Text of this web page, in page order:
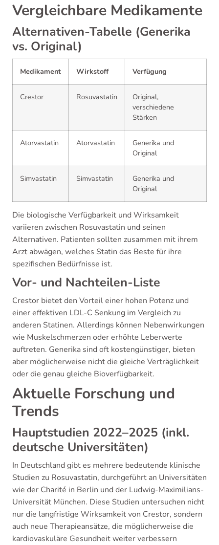
Vergleichbare Medikamente
Alternativen-Tabelle (Generika
vs. Original)
Medikament Wirkstoff Verfügung
Crestor Rosuvastatin
Original,
verschiedene
Stärken
Atorvastatin Atorvastatin
Generika und
Original
Simvastatin Simvastatin
Generika und
Original
Die biologische Verfügbarkeit und Wirksamkeit
variieren zwischen Rosuvastatin und seinen
Alternativen. Patienten sollten zusammen mit ihrem
Arzt abwägen, welches Statin das Beste für ihre
spezifischen Bedürfnisse ist.
Vor- und Nachteilen-Liste
Crestor bietet den Vorteil einer hohen Potenz und
einer effektiven LDL-C Senkung im Vergleich zu
anderen Statinen. Allerdings können Nebenwirkungen
wie Muskelschmerzen oder erhöhte Leberwerte
auftreten. Generika sind oft kostengünstiger, bieten
aber möglicherweise nicht die gleiche Verträglichkeit
oder die genau gleiche Bioverfügbarkeit.
Aktuelle Forschung und
Trends
Hauptstudien 2022–2025 (inkl.
deutsche Universitäten)
In Deutschland gibt es mehrere bedeutende klinische
Studien zu Rosuvastatin, durchgeführt an Universitäten
wie der Charité in Berlin und der Ludwig-Maximilians-
Universität München. Diese Studien untersuchen nicht
nur die langfristige Wirksamkeit von Crestor, sondern
auch neue Therapieansätze, die möglicherweise die
kardiovaskuläre Gesundheit weiter verbessern